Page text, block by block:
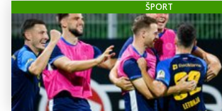
ŠPORT